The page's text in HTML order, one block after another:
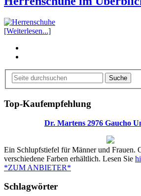
[Weiterlesen...]
Suche
Top-Kaufempfehlung
Dr. Martens 2976 Gaucho
Ein Schlupfstiefel für Männer und Frauen.
verschiedene Farben erhältlich. Lesen Sie
*ZUM ANBIETER*
Schlagwörter